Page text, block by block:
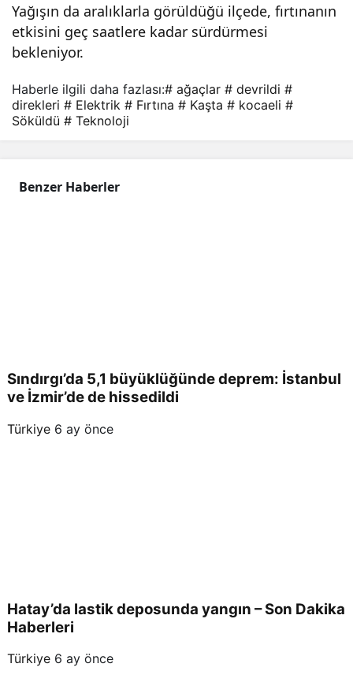
Yağışın da aralıklarla görüldüğü ilçede, fırtınanın
etkisini geç saatlere kadar sürdürmesi
bekleniyor.
Haberle ilgili daha fazlası:# ağaçlar # devrildi #
direkleri # Elektrik # Fırtına # Kaşta # kocaeli #
Söküldü # Teknoloji
Benzer Haberler
Sındırgı’da 5,1 büyüklüğünde deprem: İstanbul
ve İzmir’de de hissedildi
Türkiye 6 ay önce
Hatay’da lastik deposunda yangın – Son Dakika
Haberleri
Türkiye 6 ay önce